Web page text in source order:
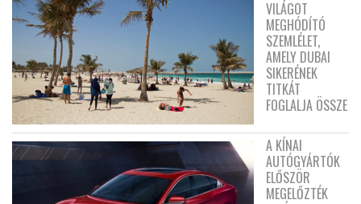
VILÁGOT
MEGHÓDÍTÓ
SZEMLÉLET,
AMELY DUBAI
SIKERÉNEK
TITKÁT
FOGLALJA ÖSSZE
A KÍNAI
AUTÓGYÁRTÓK
ELŐSZÖR
MEGELŐZTÉK